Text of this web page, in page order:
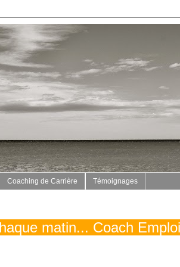
Coaching de Carrière Témoignages
matin... Coach Emploi